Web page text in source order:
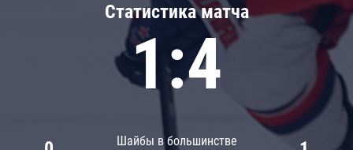
Статистика матча
1:4
Шайбы в большинстве